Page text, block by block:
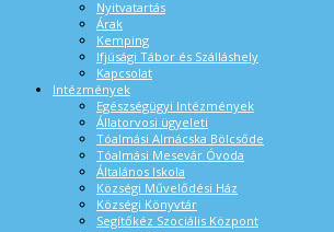
Nyitvatartás
Árak
Kemping
Ifjúsági Tábor és Szálláshely
Kapcsolat
Intézmények
Egészségügyi Intézmények
Állatorvosi ügyeleti
Tóalmási Almácska Bölcsőde
Tóalmási Mesevár Óvoda
Általános Iskola
Községi Művelődési Ház
Községi Könyvtár
Segítőkéz Szociális Központ